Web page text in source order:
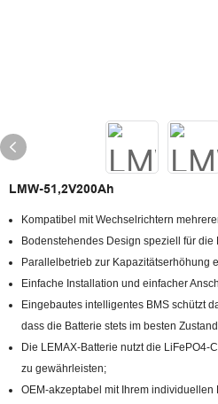
LMW-51,2V200Ah
Kompatibel mit Wechselrichtern
Bodenstehendes Design speziell für
Parallelbetrieb zur Kapazitätserhöhung
Einfache Installation und einfacher
Eingebautes intelligentes BMS schützt
dass die Batterie stets im besten
Die LEMAX-Batterie nutzt die LiFePO4-
zu gewährleisten;
OEM-akzeptabel mit Ihrem